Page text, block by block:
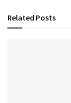
Related Posts